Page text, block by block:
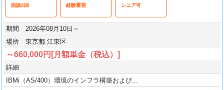
面談2回 経験重視 シニア可
期間 2026年08月10日～
場所 東京都 江東区
～660,000円[月額単金（税込）]
詳細
IBMi（AS/400）環境のインフラ構築および...